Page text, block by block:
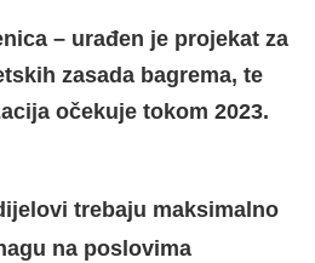
– urađen je projekat za
zasada bagrema, te
očekuje tokom 2023.
trebaju maksimalno
na poslovima